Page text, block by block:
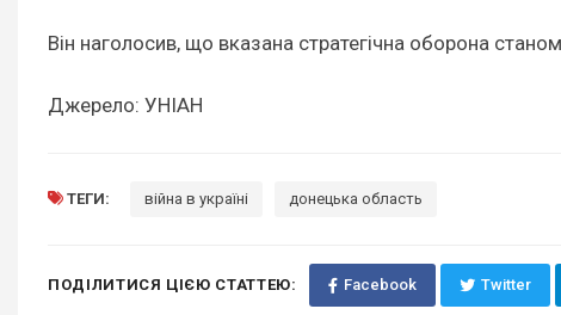
Він наголосив, що вказана стратегічна оборона
Джерело: УНІАН
ТЕГИ: війна в україні донецька область
ПОДІЛИТИСЯ ЦІЄЮ СТАТТЕЮ: Facebook Twitter